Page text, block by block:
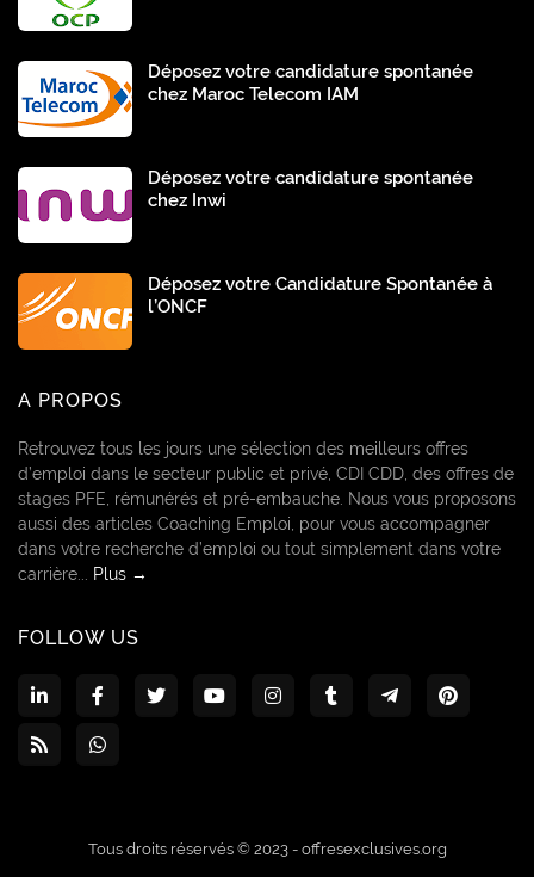
Déposez votre candidature spontanée
chez Maroc Telecom IAM
Déposez votre candidature spontanée
chez Inwi
Déposez votre Candidature Spontanée à
l’ONCF
A PROPOS
Retrouvez tous les jours une sélection des meilleurs offres
d’emploi dans le secteur public et privé, CDI CDD, des offres de
stages PFE, rémunérés et pré-embauche. Nous vous proposons
aussi des articles Coaching Emploi, pour vous accompagner
dans votre recherche d’emploi ou tout simplement dans votre
carrière...
Plus →
FOLLOW US
Tous droits réservés © 2023 - offresexclusives.org